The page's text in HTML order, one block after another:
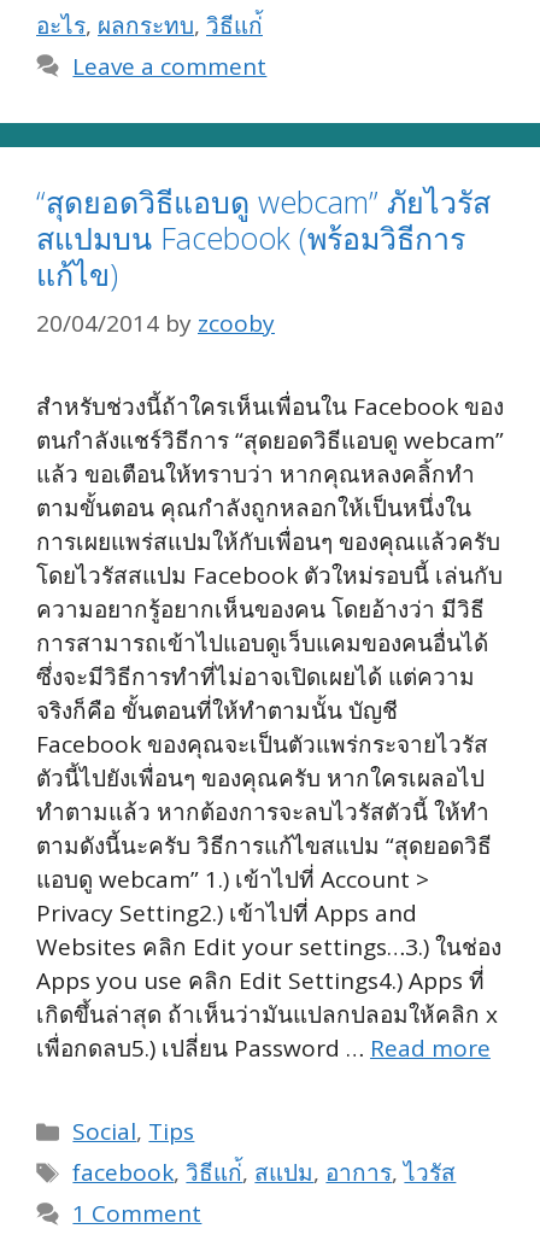
อะไร, ผลกระทบ, วิธีแก่้
Leave a comment
“สุดยอดวิธีแอบดู webcam” ภัยไวรัส
สแปมบน Facebook (พร้อมวิธีการ
แก้ไข)
20/04/2014 by zcooby
สำหรับช่วงนี้ถ้าใครเห็นเพื่อนใน Facebook ของ
ตนกำลังแชร์วิธีการ “สุดยอดวิธีแอบดู webcam”
แล้ว ขอเตือนให้ทราบว่า หากคุณหลงคลิ้กทำ
ตามขั้นตอน คุณกำลังถูกหลอกให้เป็นหนึ่งใน
การเผยแพร่สแปมให้กับเพื่อนๆ ของคุณแล้วครับ
โดยไวรัสสแปม Facebook ตัวใหม่รอบนี้ เล่นกับ
ความอยากรู้อยากเห็นของคน โดยอ้างว่า มีวิธี
การสามารถเข้าไปแอบดูเว็บแคมของคนอื่นได้
ซึ่งจะมีวิธีการทำที่ไม่อาจเปิดเผยได้ แต่ความ
จริงก็คือ ขั้นตอนที่ให้ทำตามนั้น บัญชี
Facebook ของคุณจะเป็นตัวแพร่กระจายไวรัส
ตัวนี้ไปยังเพื่อนๆ ของคุณครับ หากใครเผลอไป
ทำตามแล้ว หากต้องการจะลบไวรัสตัวนี้ ให้ทำ
ตามดังนี้นะครับ วิธีการแก้ไขสแปม “สุดยอดวิธี
แอบดู webcam” 1.) เข้าไปที่ Account >
Privacy Setting2.) เข้าไปที่ Apps and
Websites คลิก Edit your settings…3.) ในช่อง
Apps you use คลิก Edit Settings4.) Apps ที่
เกิดขึ้นล่าสุด ถ้าเห็นว่ามันแปลกปลอมให้คลิก x
เพื่อกดลบ5.) เปลี่ยน Password … Read more
Categories
Social, Tips
Tags
facebook,วิธีแก่้, สแปม, อาการ,ไวรัส
1 Comment